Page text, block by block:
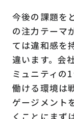
今後の課題を
の注力テーマ
ては違和感を
違います。会
ミュニティの
働ける環境は
ゲージメント